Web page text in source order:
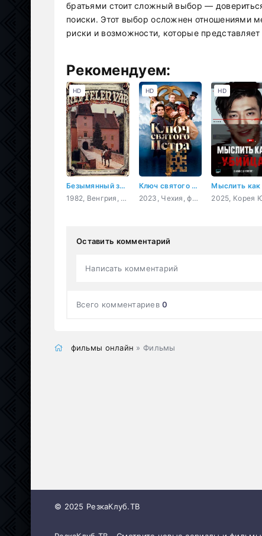
братьями стоит сложный выбор —
поиски. Этот выбор осложнен отношениями
риски и возможности, которые
Рекомендуем:
Безымянный замок
1982, Венгрия, драма
HD
Ключ святого Петра
2023, Чехия, фэнтези, комедия, семейный
HD HD
Оставить комментарий
Написать комментарий
Всего комментариев0
фильмы онлайн » Фильмы
© 2025 РезкаКлуб.ТВ